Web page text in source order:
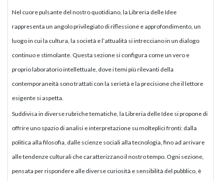
Nel cuore pulsante del nostro quotidiano, la Libreria delle Idee
rappresenta un angolo privilegiato di riflessione e approfondimento, un
luogo in cui la cultura, la società e l’attualità si intrecciano in un dialogo
continuo e stimolante. Questa sezione si configura come un vero e
proprio laboratorio intellettuale, dove i temi più rilevanti della
contemporaneità sono trattati con la serietà e la precisione che il lettore
esigente si aspetta.
Suddivisa in diverse rubriche tematiche, la Libreria delle Idee si propone di
offrire uno spazio di analisi e interpretazione su molteplici fronti: dalla
politica alla filosofia, dalle scienze sociali alla tecnologia, fino ad arrivare
alle tendenze culturali che caratterizzano il nostro tempo. Ogni sezione,
pensata per rispondere alle diverse curiosità e sensibilità del pubblico, è